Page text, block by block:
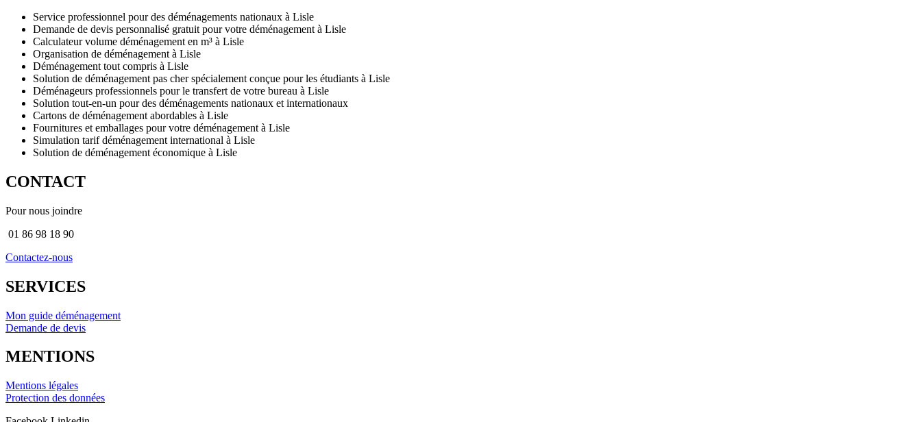
Service professionnel pour des déménagements nationaux à Lisle
Demande de devis personnalisé gratuit pour votre déménagement à Lisle
Calculateur volume déménagement en m³ à Lisle
Organisation de déménagement à Lisle
Déménagement tout compris à Lisle
Solution de déménagement pas cher spécialement conçue pour les étudiants à Lisle
Déménageurs professionnels pour le transfert de votre bureau à Lisle
Solution tout-en-un pour des déménagements nationaux et internationaux
Cartons de déménagement abordables à Lisle
Fournitures et emballages pour votre déménagement à Lisle
Simulation tarif déménagement international à Lisle
Solution de déménagement économique à Lisle
CONTACT
Pour nous joindre
01 86 98 18 90
Contactez-nous
SERVICES
Mon guide déménagement
Demande de devis
MENTIONS
Mentions légales
Protection des données